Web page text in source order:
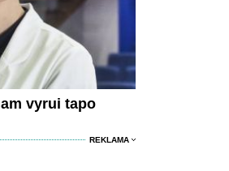
vyrui tapo
REKLAMA